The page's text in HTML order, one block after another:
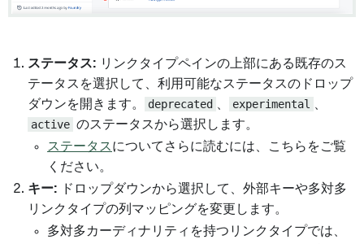
ステータス: リンクタイプペインの上部にある既存のス
テータスを選択して、利用可能なステータスのドロップ
ダウンを開きます。
deprecated experimental
active のステータスから選択します。
ステータスについてさらに読むには、こちらをご覧
ください。
キー: ドロップダウンから選択して、外部キーや多対多
リンクタイプの列マッピングを変更します。
多対多カーディナリティを持つリンクタイプでは、